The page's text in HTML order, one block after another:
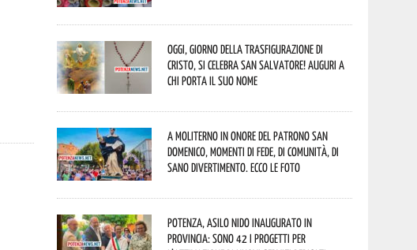
Oggi, giorno della Trasfigurazione di
Cristo, si celebra San Salvatore! Auguri a
chi porta il suo nome
A Moliterno in onore del Patrono San
Domenico, momenti di fede, di comunità, di
sano divertimento. Ecco le foto
Potenza, asilo nido inaugurato in
provincia: sono 42 i progetti per